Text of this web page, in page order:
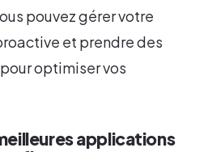
pouvez gérer votre
et prendre des
optimiser vos
applications